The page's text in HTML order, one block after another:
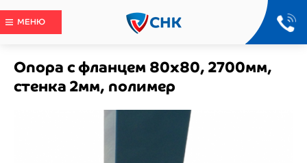
МЕНЮ
Опора с фланцем 80х80, 2700мм,
стенка 2мм, полимер